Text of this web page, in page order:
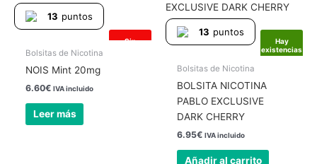
Sin
13 puntos
Bolsitas de Nicotina
NOIS Mint 20mg
6.60€ IVA incluido
Leer más
Hay
existencias
13 puntos
Bolsitas de Nicotina
BOLSITA NICOTINA
PABLO EXCLUSIVE
DARK CHERRY
6.95€ IVA incluido
Añadir al carrito